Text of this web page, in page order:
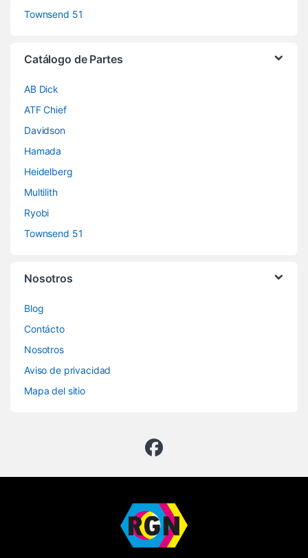
Townsend 51
Catálogo de Partes
AB Dick
ATF Chief
Davidson
Hamada
Heidelberg
Multilith
Ryobi
Townsend 51
Nosotros
Blog
Contácto
Nosotros
Aviso de privacidad
Mapa del sitio